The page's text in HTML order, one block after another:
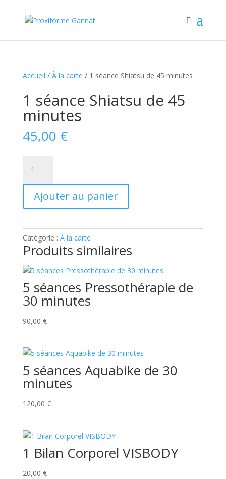
Accueil / À la carte / 1 séance Shiatsu de 45 minutes
1 séance Shiatsu de 45
minutes
45,00 €
1
séance
Shiatsu
45
minutes
Ajouter au panier
Catégorie : À la carte
Produits similaires
5 séances Pressothérapie de
30 minutes
90,00 €
5 séances Aquabike de 30
minutes
120,00 €
1 Bilan Corporel VISBODY
20,00 €